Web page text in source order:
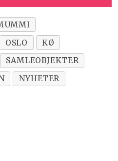
OSLO
KØ
SAMLEOBJEKTER
NYHETER